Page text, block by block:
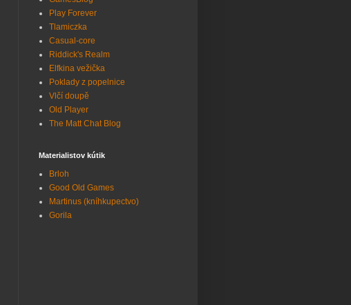
Play Forever
Tlamiczka
Casual-core
Riddick's Realm
Elfkina vežička
Poklady z popelnice
Vlčí doupě
Old Player
The Matt Chat Blog
Materialistov kútik
Brloh
Good Old Games
Martinus (kníhkupectvo)
Gorila